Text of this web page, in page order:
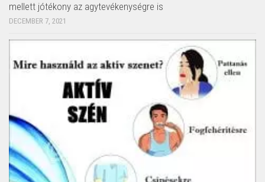
mellett jótékony az agytevékenységre is
DECEMBER 7, 2021